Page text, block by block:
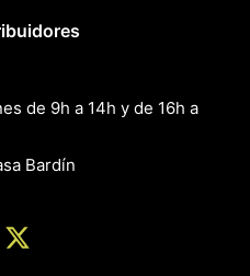
de 9h a 14h y de 16h a
Bardín